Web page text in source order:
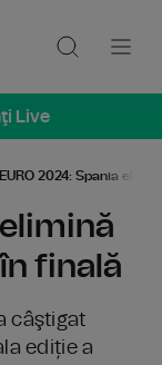
Live
EURO 2024: Spania
finală
câştigat
ediție a